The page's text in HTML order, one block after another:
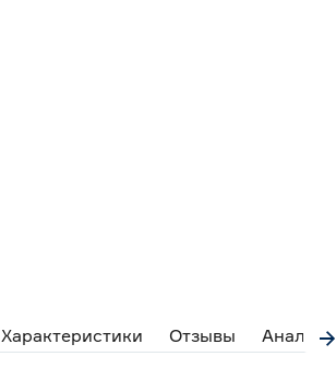
Характеристики Отзывы Аналоги